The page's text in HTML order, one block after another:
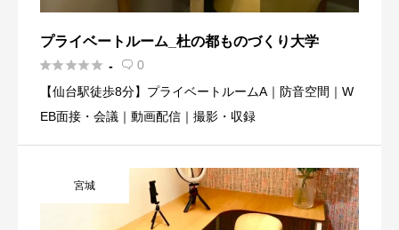
プライベートルーム_杜の都ものづくり大学
 -  0
【仙台駅徒歩8分】プライベートルームA｜防音空間｜W
EB面接・会議｜動画配信｜撮影・収録
宮城